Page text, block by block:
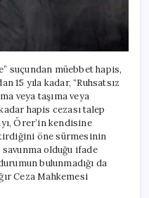
suçundan müebbet hapis,
15 yıla kadar, “Ruhsatsız
veya taşıma veya
hapis cezası talep
Örer’in kendisine
öne sürmesinin
olduğu ifade
bulunmadığı da
Ceza Mahkemesi